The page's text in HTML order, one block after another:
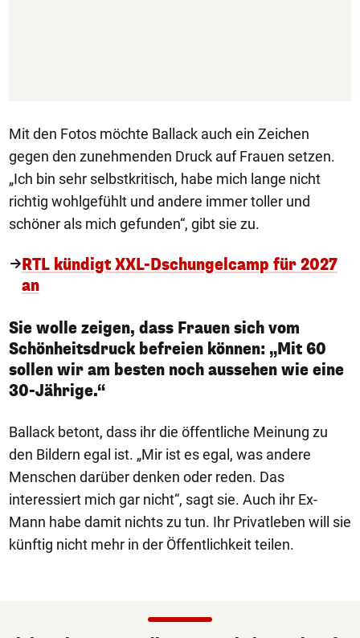
Mit den Fotos möchte Ballack auch ein Zeichen
gegen den zunehmenden Druck auf Frauen setzen.
„Ich bin sehr selbstkritisch, habe mich lange nicht
richtig wohlgefühlt und andere immer toller und
schöner als mich gefunden“, gibt sie zu.
RTL kündigt XXL-Dschungelcamp für 2027
an
Sie wolle zeigen, dass Frauen sich vom
Schönheitsdruck befreien können: „Mit 60
sollen wir am besten noch aussehen wie eine
30-Jährige.“
Ballack betont, dass ihr die öffentliche Meinung zu
den Bildern egal ist. „Mir ist es egal, was andere
Menschen darüber denken oder reden. Das
interessiert mich gar nicht“, sagt sie. Auch ihr Ex-
Mann habe damit nichts zu tun. Ihr Privatleben will sie
künftig nicht mehr in der Öffentlichkeit teilen.